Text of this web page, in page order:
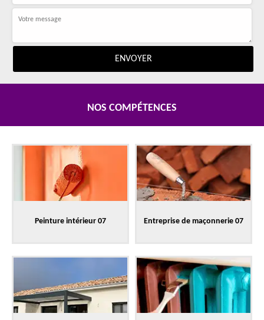
NOS COMPÉTENCES
Peinture intérieur 07 Entreprise de maçonnerie 07